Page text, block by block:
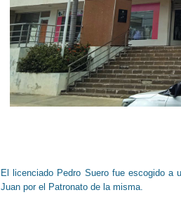
El licenciado Pedro Suero fue escogido a
Juan por el Patronato de la misma.